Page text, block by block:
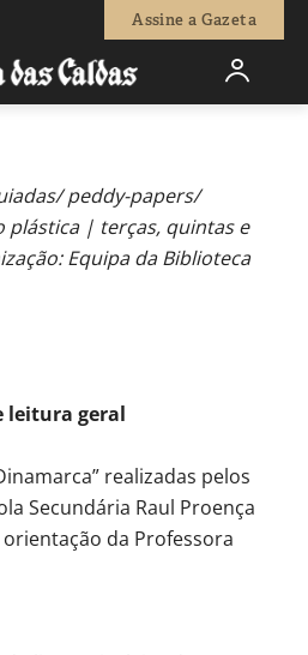
Assine a Gazeta
0
peddy-papers/
plástica | terças, quintas e
Equipa da Biblioteca
leitura geral
realizadas pelos
Secundária Raul Proença
orientação da Professora